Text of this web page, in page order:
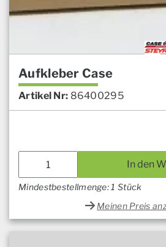
Aufkleber Case
Artikel Nr: 86400295
In den
Mindestbestellmenge: 1 Stück
Meinen Preis